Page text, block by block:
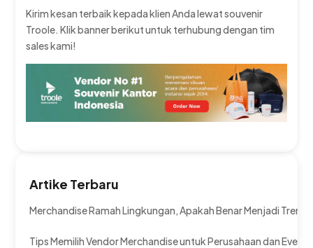
Kirim kesan terbaik kepada klien Anda lewat souvenir
Troole. Klik banner berikut untuk terhubung dengan tim
sales kami!
Artike Terbaru
Merchandise Ramah Lingkungan, Apakah Benar Menjadi Tren?
Tips Memilih Vendor Merchandise untuk Perusahaan dan Event